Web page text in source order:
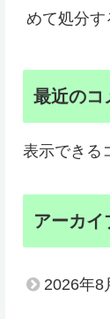
めて処分す
最近のコ
表示できる
アーカイ
2026年8